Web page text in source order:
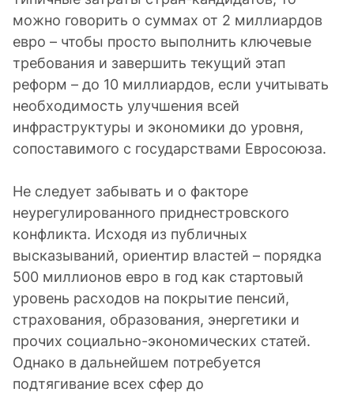
можно говорить о суммах от 2 миллиардов
евро – чтобы просто выполнить ключевые
требования и завершить текущий этап
реформ – до 10 миллиардов, если учитывать
необходимость улучшения всей
инфраструктуры и экономики до уровня,
сопоставимого с государствами Евросоюза.
Не следует забывать и о факторе
неурегулированного приднестровского
конфликта. Исходя из публичных
высказываний, ориентир властей – порядка
500 миллионов евро в год как стартовый
уровень расходов на покрытие пенсий,
страхования, образования, энергетики и
прочих социально-экономических статей.
Однако в дальнейшем потребуется
подтягивание всех сфер до